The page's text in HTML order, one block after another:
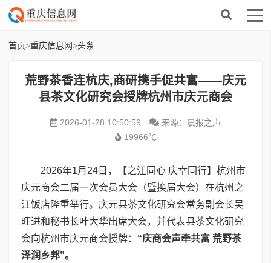
首页>重庆信息网>头条
荒野茶香连杭庆,商研携手促共富——庆元
县茶文化研究会授牌杭州市庆元商会
2026-01-28 10:50:59
来源：晨报之声
19966℃
2026年1月24日，【之江同心 庆幸同行】杭州市
庆元商会二届一次会员大会（暨换届大会）在杭州之
江饭店隆重举行。庆元县茶文化研究会常务副会长吴
旺进和秘书长叶大华出席大会，并代表县茶文化研究
会向杭州市庆元商会授牌： “庆商会声牵共富 荒野茶
泽润乡邦”。